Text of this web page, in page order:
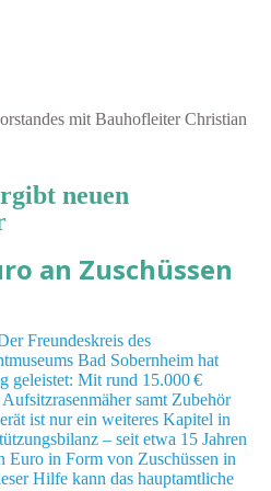
mit Bauhofleiter Christian
neuen
an Zuschüssen
Freundeskreis des
Bad Sobernheim hat
geleistet: Mit rund 15.000 €
samt Zubehör
ist nur ein weiteres Kapitel in
– seit etwa 15 Jahren
Euro in Form von Zuschüssen in
Hilfe kann das hauptamtliche